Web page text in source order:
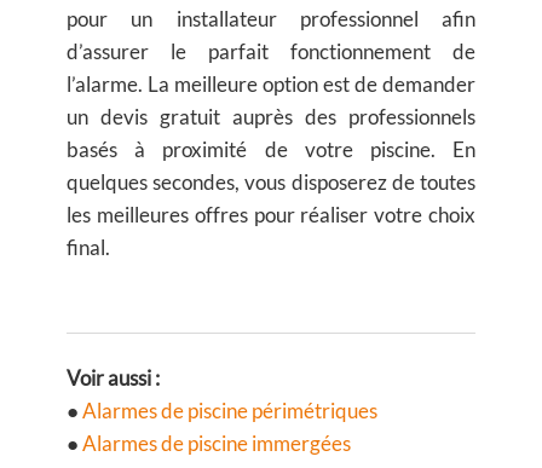
pour un installateur professionnel afin
d’assurer le parfait fonctionnement de
l’alarme. La meilleure option est de demander
un devis gratuit auprès des professionnels
basés à proximité de votre piscine. En
quelques secondes, vous disposerez de toutes
les meilleures offres pour réaliser votre choix
final.
Voiraussi:
●Alarmes de piscine périmétriques
●Alarmes de piscine immergées